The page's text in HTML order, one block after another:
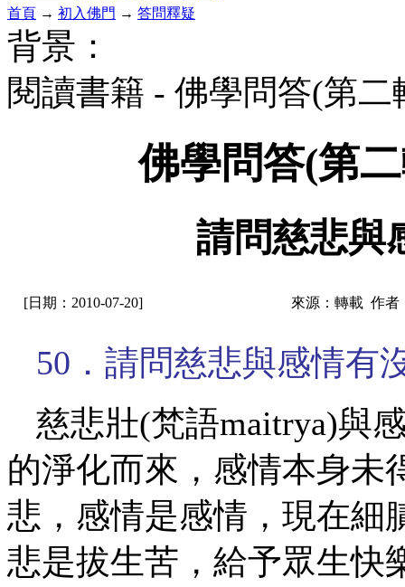
首頁 → 初入佛門 → 答問釋疑
背景：
閱讀書籍 - 佛學問答(第
佛學問答(第
請問慈悲與
[日期：2010-07-20] 來源：轉載 作者
50．請問慈悲與感情有
慈悲壯(梵語maitrya)與
的淨化而來，感情本身未
悲，感情是感情，現在細
悲是拔生苦，給予眾生快